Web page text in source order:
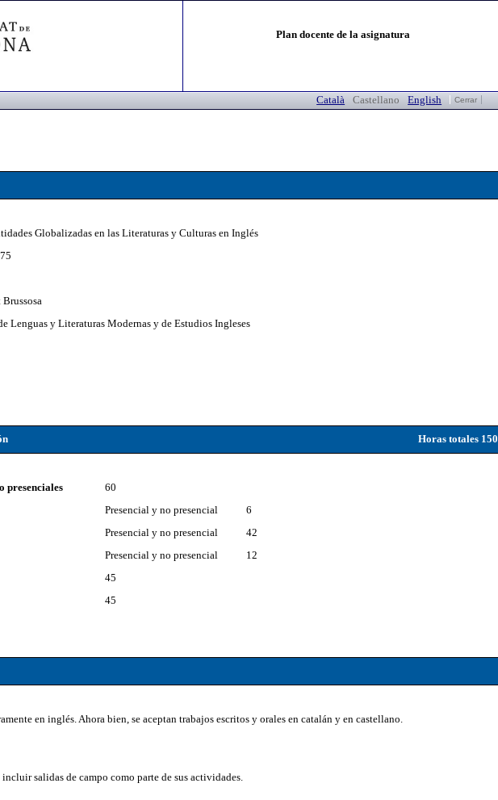
Plan docente de la asignatura
Català Castellano English Cerrar
Globalizadas en las Literaturas y Culturas en Inglés
Lenguas y Literaturas Modernas y de Estudios Ingleses
Horas totales 150
presenciales
60
Presencial y no presencial
6
Presencial y no presencial
42
Presencial y no presencial
12
45
45
en inglés. Ahora bien, se aceptan trabajos escritos y orales en catalán y en castellano.
salidas de campo como parte de sus actividades.